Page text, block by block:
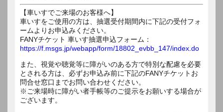
【車いすでご来場のお客様へ】
車いすをご使用の方は、抽選受付期間内に下記の受付フォ
ームよりお申込みください。
FANYチケット 車いす抽選申込フォーム：
https://f.msgs.jp/webapp/form/18802_evbb_147/index.do
また、視覚や聴覚等に障がいのある方で特別な配慮を必要
とされる方は、必ずお申込み前に下記のFANYチケットお
問合せ窓口までお問い合わせください。
※ご来場時に障がい者手帳等のご提示をお願いする場合が
ございます。